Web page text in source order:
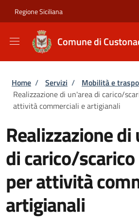
Regione Siciliana
Comune di
Briciole di pane
Home / Servizi / Mobilità e
Realizzazione di un'area di carico/
attività commerciali e artigianali
Realizzazione
di carico/
per attività
artigianali